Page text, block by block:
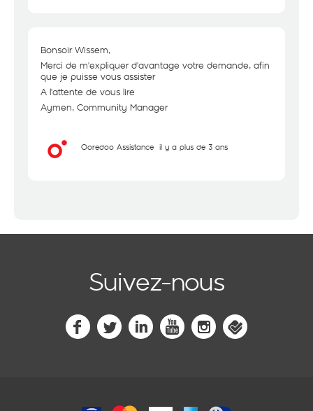
Bonsoir Wissem,
Merci de m'expliquer d'avantage votre demande, afin
que je puisse vous assister
A l'attente de vous lire
Aymen, Community Manager
Ooredoo Assistance il y a plus de 3 ans
Suivez-nous